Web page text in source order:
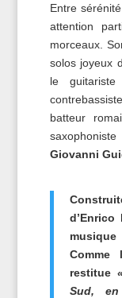
Entre
attention
morceaux.
solos joyeux
le
batteur
saxophoniste
Giovanni
Comme
restitue
Sud,